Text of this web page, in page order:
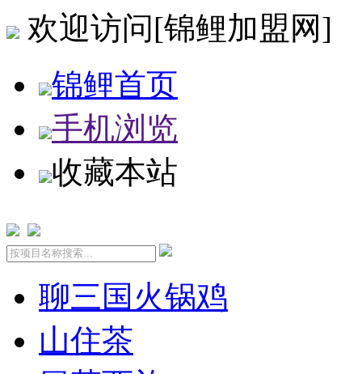
欢迎访问[锦鲤加盟网]
锦鲤首页
手机浏览
收藏本站
聊三国火锅鸡
山住茶